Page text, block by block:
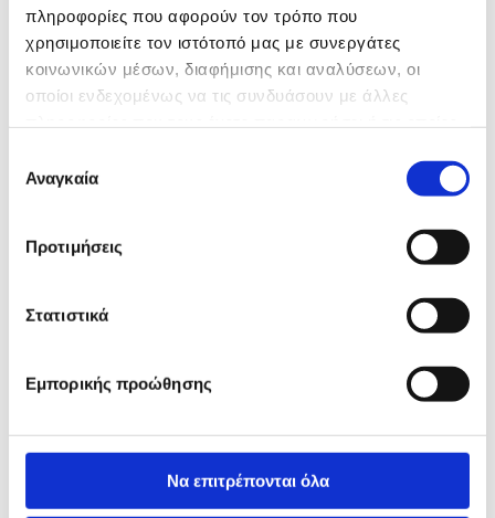
πληροφορίες που αφορούν τον τρόπο που
χρησιμοποιείτε τον ιστότοπό μας με συνεργάτες
κοινωνικών μέσων, διαφήμισης και αναλύσεων, οι
οποίοι ενδεχομένως να τις συνδυάσουν με άλλες
των υπηρεσιών τους.
συγκατάθεσης
Αναγκαία
Προτιμήσεις
Στατιστικά
Εμπορικής προώθησης
Να επιτρέπονται όλα